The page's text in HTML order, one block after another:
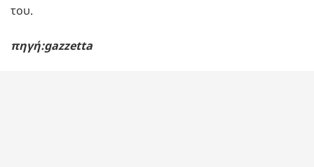
του.
πηγή:gazzetta